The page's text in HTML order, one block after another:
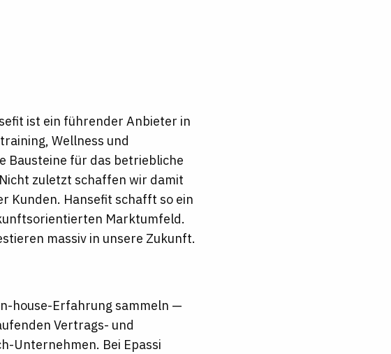
ist ein führender Anbieter in
Wellness und
Bausteine für das betriebliche
zuletzt schaffen wir damit
Kunden. Hansefit schafft so ein
Marktumfeld.
massiv in unsere Zukunft.
house-Erfahrung sammeln —
Vertrags- und
Unternehmen. Bei Epassi